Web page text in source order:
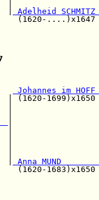
|
Adelheid
Johannes im
| (1620-
|
Anna